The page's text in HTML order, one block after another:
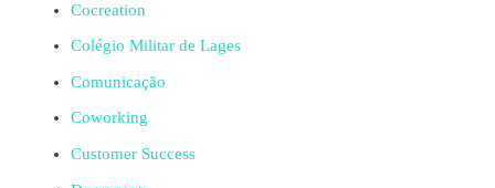
Cocreation
Colégio Militar de Lages
Comunicação
Coworking
Customer Success